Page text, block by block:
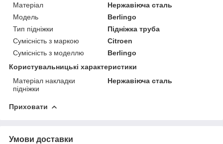
Матеріал
Нержавіюча сталь
Модель
Berlingo
Тип підніжки
Підніжка труба
Сумісність з маркою
Citroen
Сумісність з моделлю
Berlingo
Користувальницькі характеристики
Матеріал накладки
підніжки
Нержавіюча сталь
Приховати
Умови доставки